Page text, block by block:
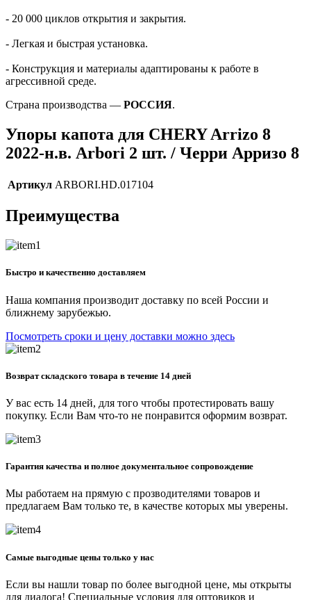
- 20 000 циклов открытия и закрытия.
- Легкая и быстрая установка.
- Конструкция и материалы адаптированы к работе в
агрессивной среде.
Страна производства — РОССИЯ.
Упоры капота для CHERY Arrizo 8
2022-н.в. Arbori 2 шт. / Черри Арризо 8
Артикул ARBORI.HD.017104
Преимущества
Быстро и качественно доставляем
Наша компания производит доставку по всей России и
ближнему зарубежью.
Посмотреть сроки и цену доставки можно здесь
Возврат складского товара в течение 14 дней
У вас есть 14 дней, для того чтобы протестировать вашу
покупку. Если Вам что-то не понравится оформим возврат.
Гарантия качества и полное документальное сопровождение
Мы работаем на прямую с прозводителями товаров и
предлагаем Вам только те, в качестве которых мы уверены.
Самые выгодные цены только у нас
Если вы нашли товар по более выгодной цене, мы открыты
для диалога! Специальные условия для оптовиков и